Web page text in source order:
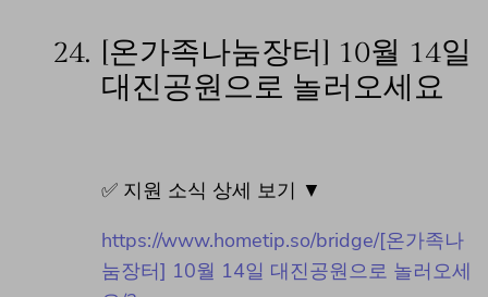
24.
[온가족나눔장터] 10월 14일
대진공원으로 놀러오세요
✅ 지원 소식 상세 보기 ▼
https://www.hometip.so/bridge/[온가족나
눔장터] 10월 14일 대진공원으로 놀러오세